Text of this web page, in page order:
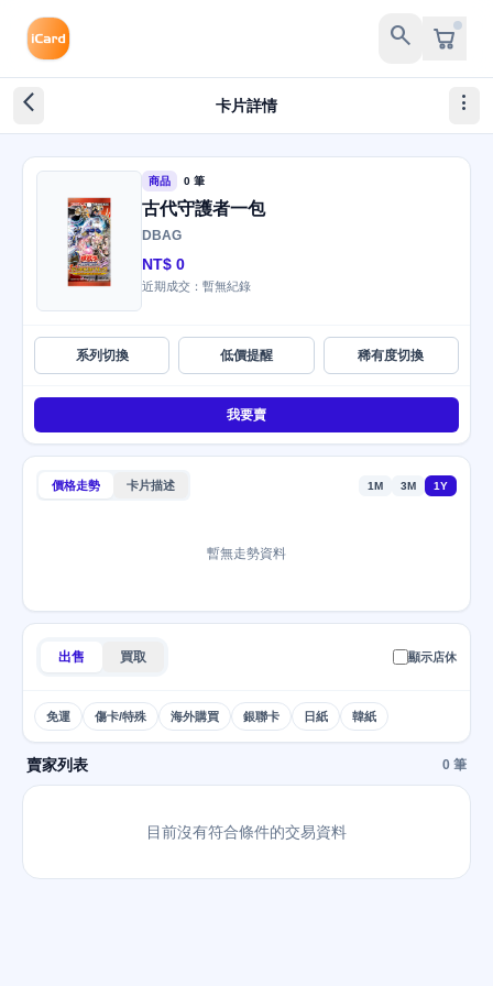
search
arrow_back_ios_new 卡片詳情 more_vert
商品 0 筆
古代守護者一包
DBAG
NT$ 0
近期成交：暫無紀錄
系列切換 低價提醒 稀有度切換
我要賣
價格走勢 卡片描述 1M 3M 1Y
暫無走勢資料
出售 買取 顯示店休
免運 傷卡/特殊 海外購買 銀聯卡 日紙 韓紙
賣家列表 0 筆
目前沒有符合條件的交易資料